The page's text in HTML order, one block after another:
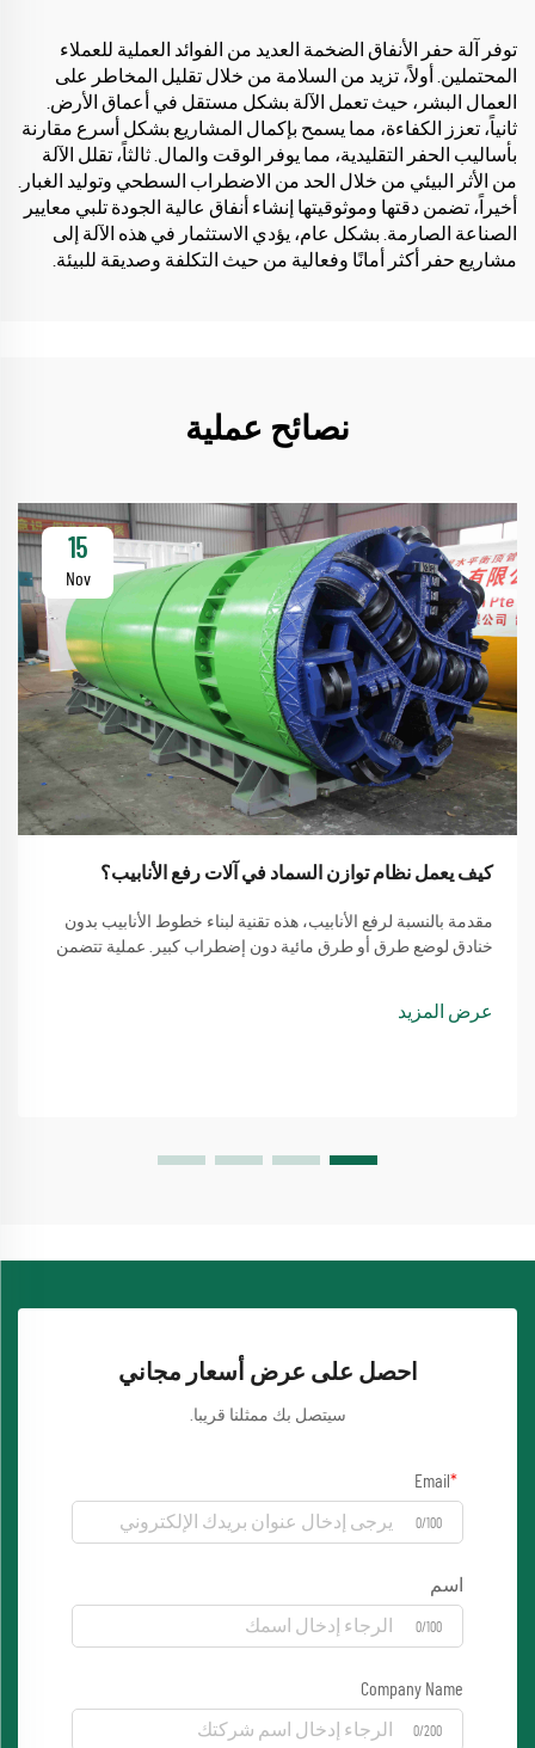
توفر آلة حفر الأنفاق الضخمة العديد من الفوائد العملية للعملاء
المحتملين. أولاً، تزيد من السلامة من خلال تقليل المخاطر على
العمال البشر، حيث تعمل الآلة بشكل مستقل في أعماق الأرض.
ثانياً، تعزز الكفاءة، مما يسمح بإكمال المشاريع بشكل أسرع مقارنة
بأساليب الحفر التقليدية، مما يوفر الوقت والمال. ثالثاً، تقلل الآلة
من الأثر البيئي من خلال الحد من الاضطراب السطحي وتوليد الغبار.
أخيراً، تضمن دقتها وموثوقيتها إنشاء أنفاق عالية الجودة تلبي معايير
الصناعة الصارمة. بشكل عام، يؤدي الاستثمار في هذه الآلة إلى
مشاريع حفر أكثر أمانًا وفعالية من حيث التكلفة وصديقة للبيئة.
نصائح عملية
15
Nov
كيف يعمل نظام توازن السماد في آلات رفع الأنابيب؟
مقدمة بالنسبة لرفع الأنابيب، هذه تقنية لبناء خطوط الأنابيب بدون
خنادق لوضع طرق أو طرق مائية دون إضطراب كبير. عملية تتضمن
عرض المزيد
احصل على عرض أسعار مجاني
سيتصل بك ممثلنا قريبا.
Email
0/100
اسم
0/100
Company Name
0/200